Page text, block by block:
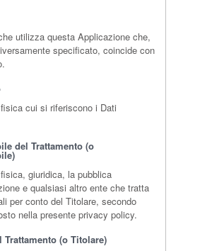
utilizza questa Applicazione che,
specificato, coincide con
cui si riferiscono i Dati
del Trattamento (o
giuridica, la pubblica
e qualsiasi altro ente che tratta
per conto del Titolare, secondo
nella presente privacy policy.
Trattamento (o Titolare)